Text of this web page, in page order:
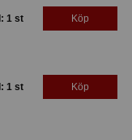
1 st Köp
1 st Köp